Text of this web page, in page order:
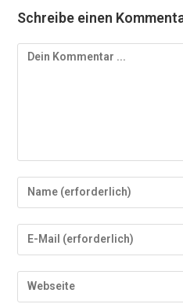
Schreibe einen